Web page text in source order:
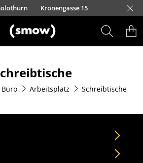
Kronengasse 15
Büro Arbeitsplatz Schreibtische